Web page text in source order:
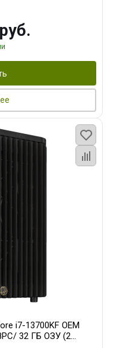
i7-13700KF OEM
32 ГБ ОЗУ (2